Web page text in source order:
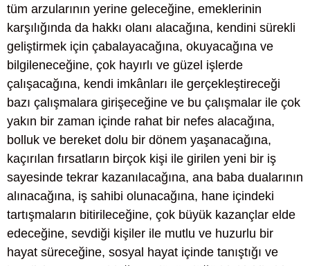
tüm arzularının yerine geleceğine, emeklerinin
karşılığında da hakkı olanı alacağına, kendini sürekli
geliştirmek için çabalayacağına, okuyacağına ve
bilgileneceğine, çok hayırlı ve güzel işlerde
çalışacağına, kendi imkânları ile gerçekleştireceği
bazı çalışmalara girişeceğine ve bu çalışmalar ile çok
yakın bir zaman içinde rahat bir nefes alacağına,
bolluk ve bereket dolu bir dönem yaşanacağına,
kaçırılan fırsatların birçok kişi ile girilen yeni bir iş
sayesinde tekrar kazanılacağına, ana baba dualarının
alınacağına, iş sahibi olunacağına, hane içindeki
tartışmaların bitirileceğine, çok büyük kazançlar elde
edeceğine, sevdiği kişiler ile mutlu ve huzurlu bir
hayat süreceğine, sosyal hayat içinde tanıştığı ve